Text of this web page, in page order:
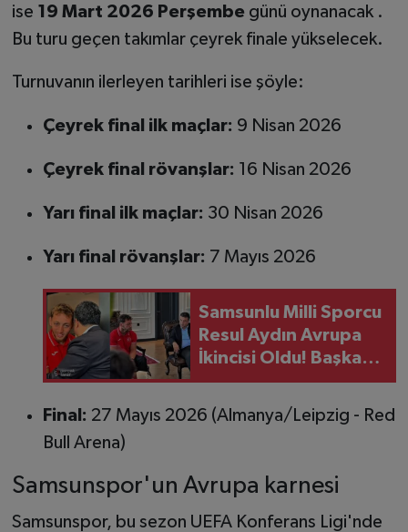
ise 19 Mart 2026 Perşembe günü oynanacak .
Bu turu geçen takımlar çeyrek finale yükselecek.
Turnuvanın ilerleyen tarihleri ise şöyle:
Çeyrek final ilk maçlar: 9 Nisan 2026
Çeyrek final rövanşlar: 16 Nisan 2026
Yarı final ilk maçlar: 30 Nisan 2026
Yarı final rövanşlar: 7 Mayıs 2026
Samsunlu Milli Sporcu
Resul Aydın Avrupa
İkincisi Oldu! Başkan
Halit Doğan Başarıyı
Kutladı
Final: 27 Mayıs 2026 (Almanya/Leipzig - Red
Bull Arena)
Samsunspor'un Avrupa karnesi
Samsunspor, bu sezon UEFA Konferans Ligi'nde